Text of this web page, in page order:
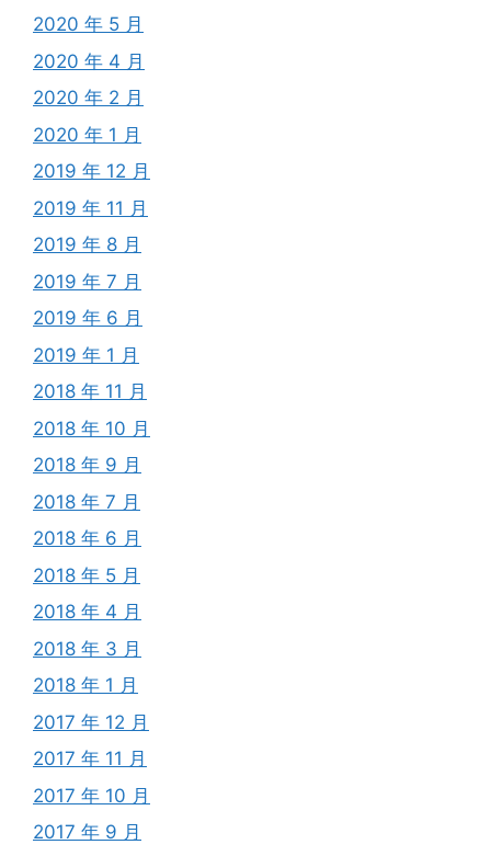
2020 年 5 月
2020 年 4 月
2020 年 2 月
2020 年 1 月
2019 年 12 月
2019 年 11 月
2019 年 8 月
2019 年 7 月
2019 年 6 月
2019 年 1 月
2018 年 11 月
2018 年 10 月
2018 年 9 月
2018 年 7 月
2018 年 6 月
2018 年 5 月
2018 年 4 月
2018 年 3 月
2018 年 1 月
2017 年 12 月
2017 年 11 月
2017 年 10 月
2017 年 9 月